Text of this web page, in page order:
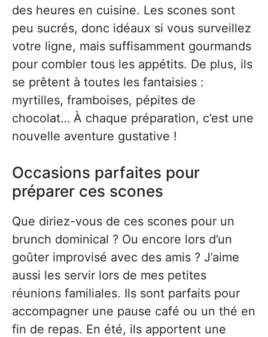
des heures en cuisine. Les scones sont
peu sucrés, donc idéaux si vous surveillez
votre ligne, mais suffisamment gourmands
pour combler tous les appétits. De plus, ils
se prêtent à toutes les fantaisies :
myrtilles, framboises, pépites de
chocolat… À chaque préparation, c’est une
nouvelle aventure gustative !
Occasions parfaites pour
préparer ces scones
Que diriez-vous de ces scones pour un
brunch dominical ? Ou encore lors d’un
goûter improvisé avec des amis ? J’aime
aussi les servir lors de mes petites
réunions familiales. Ils sont parfaits pour
accompagner une pause café ou un thé en
fin de repas. En été, ils apportent une